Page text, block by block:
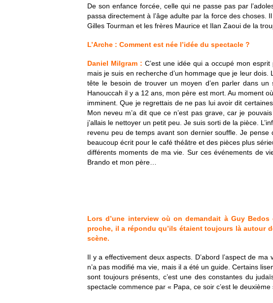
De son enfance forcée, celle qui ne passe pas par
passa directement à l’âge adulte par la force des
Gilles Tourman et les frères Maurice et Ilan Zaoui de la
L’Arche : Comment est née l’idée du spectacle ?
Daniel Milgram : C’est une idée qui a occupé mon
mais je suis en recherche d’un hommage que je leur dois.
tête le besoin de trouver un moyen d’en parler dans
Hanouccah il y a 12 ans, mon père est mort. Au moment
imminent. Que je regrettais de ne pas lui avoir dit
Mon neveu m’a dit que ce n’est pas grave, car je
j’allais le nettoyer un petit peu. Je suis sorti de la pièce.
revenu peu de temps avant son dernier souffle. Je pense
beaucoup écrit pour le café théâtre et des pièces plus
différents moments de ma vie. Sur ces événements de
Brando et mon père…
Lors d’une interview où on demandait à Guy
proche, il a répondu qu’ils étaient toujours là autour
scène.
Il y a effectivement deux aspects. D’abord l’aspect de
n’a pas modifié ma vie, mais il a été un guide. Certains
sont toujours présents, c’est une des constantes du
spectacle commence par « Papa, ce soir c’est le